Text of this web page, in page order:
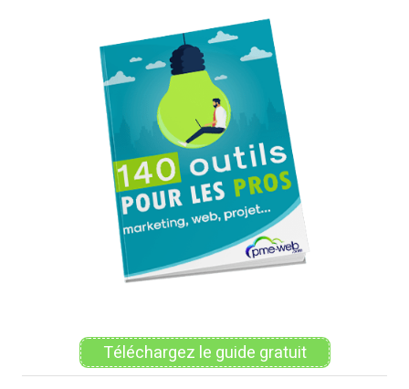
Téléchargez le guide gratuit